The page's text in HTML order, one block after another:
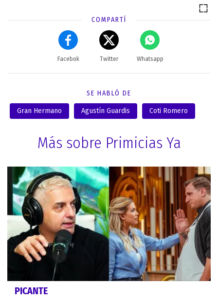
COMPARTÍ
Facebok Twitter Whatsapp
SE HABLÓ DE
Gran Hermano Agustín Guardis Coti Romero
Más sobre Primicias Ya
PICANTE